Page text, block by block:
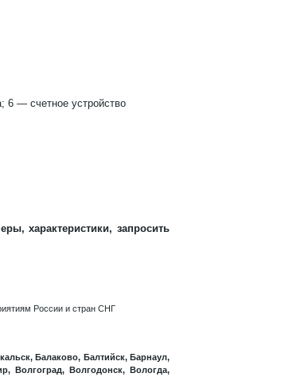
— счетное устройство
характеристики, запросить
России и стран СНГ
Балаково, Балтийск, Барнаул,
Волгоград, Волгодонск, Вологда,